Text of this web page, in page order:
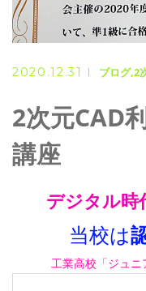
2020.12.31 ブログ 2
2次元CAD
講座
デジタル時
当校は
工業高校「ジュ